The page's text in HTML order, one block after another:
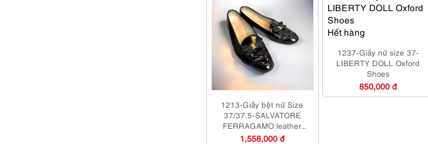
1213-Giầy bệt nữ Size
37/37.5-SALVATORE
FERRAGAMO leather
Loafers-Đã sử dụng
1,558,000 đ
Hết hàng
1237-Giầy nữ size 37-
LIBERTY DOLL Oxford
Shoes
850,000 đ